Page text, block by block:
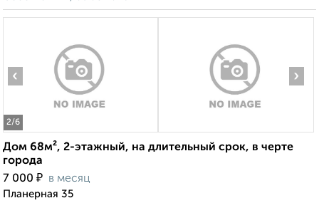
2/6
‹ ›
Дом 68м², 2-этажный, на длительный срок, в черте
города
7 000 ₽ в месяц
Планерная 35